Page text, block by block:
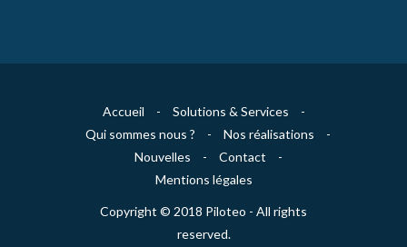
Accueil - Solutions & Services
-
Qui sommes nous ?
- Nos réalisations
-
Nouvelles
- Contact
-
Mentions légales
Copyright © 2018 Piloteo - All rights
reserved.